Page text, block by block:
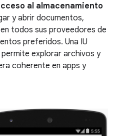
al almacenamiento
y abrir documentos,
todos sus proveedores de
preferidos. Una IU
explorar archivos y
coherente en apps y